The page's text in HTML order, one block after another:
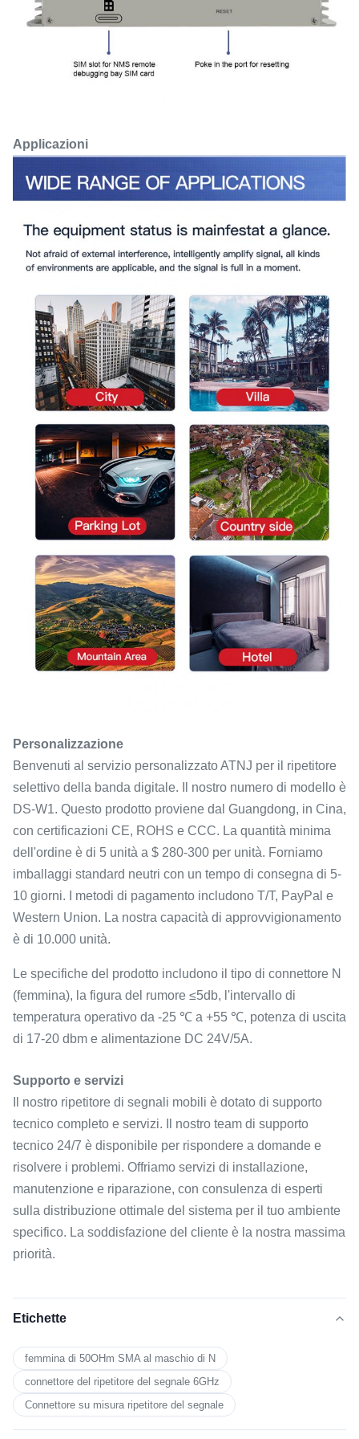
Applicazioni
Personalizzazione
Benvenuti al servizio personalizzato ATNJ per il ripetitore
selettivo della banda digitale. Il nostro numero di modello è
DS-W1. Questo prodotto proviene dal Guangdong, in Cina,
con certificazioni CE, ROHS e CCC. La quantità minima
dell'ordine è di 5 unità a $ 280-300 per unità. Forniamo
imballaggi standard neutri con un tempo di consegna di 5-
10 giorni. I metodi di pagamento includono T/T, PayPal e
Western Union. La nostra capacità di approvvigionamento
è di 10.000 unità.
Le specifiche del prodotto includono il tipo di connettore N
(femmina), la figura del rumore ≤5db, l'intervallo di
temperatura operativo da -25 ℃ a +55 ℃, potenza di uscita
di 17-20 dbm e alimentazione DC 24V/5A.
Supporto e servizi
Il nostro ripetitore di segnali mobili è dotato di supporto
tecnico completo e servizi. Il nostro team di supporto
tecnico 24/7 è disponibile per rispondere a domande e
risolvere i problemi. Offriamo servizi di installazione,
manutenzione e riparazione, con consulenza di esperti
sulla distribuzione ottimale del sistema per il tuo ambiente
specifico. La soddisfazione del cliente è la nostra massima
priorità.
Etichette
femmina di 50OHm SMA al maschio di N
connettore del ripetitore del segnale 6GHz
Connettore su misura ripetitore del segnale